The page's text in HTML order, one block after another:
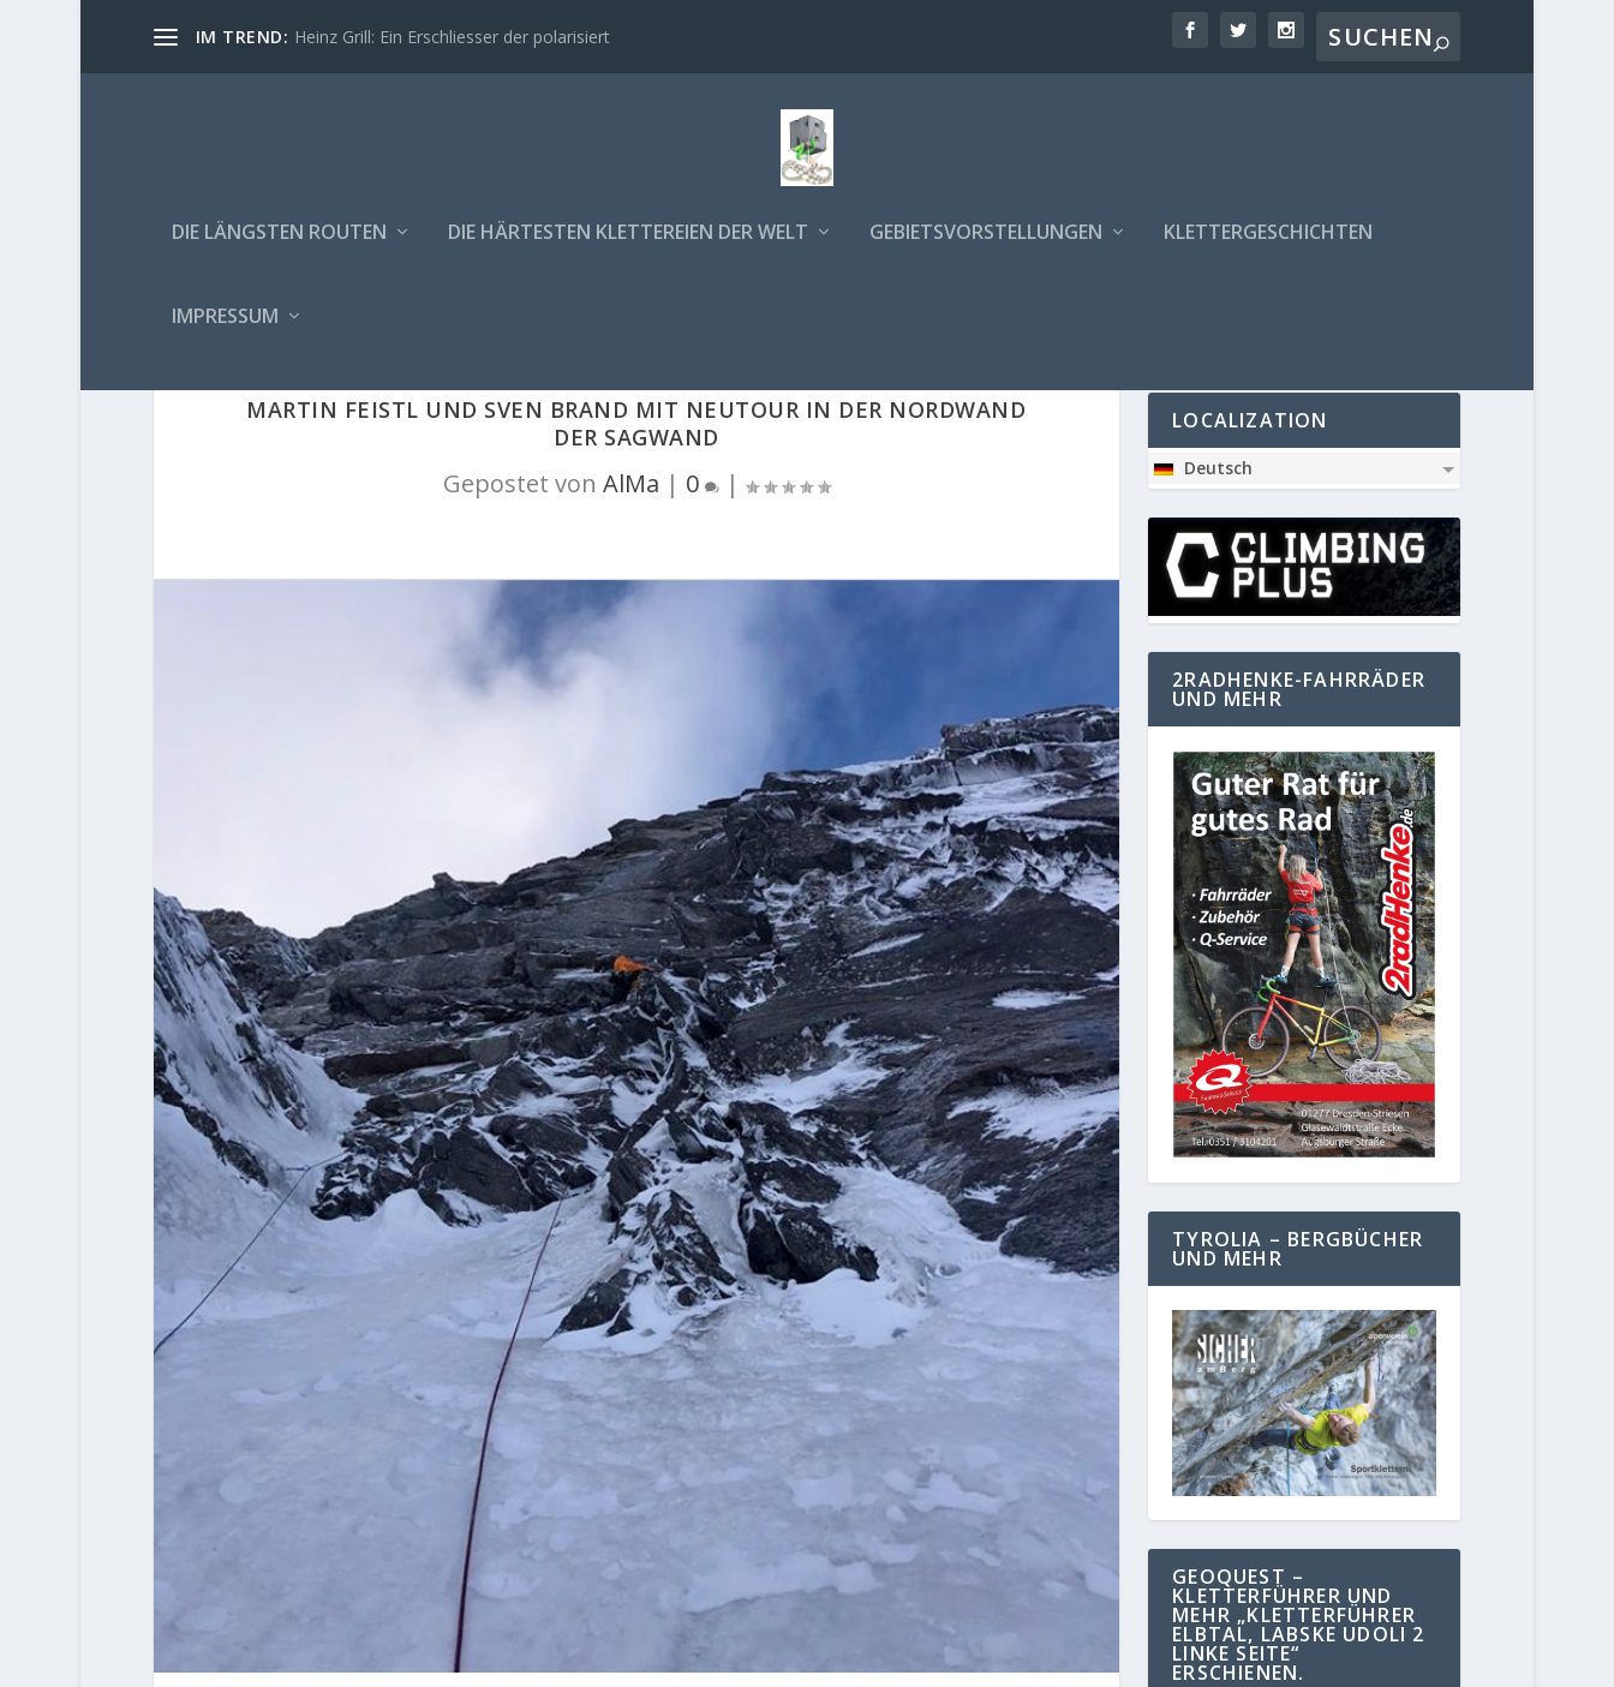
IM TREND: Heinz Grill: Ein Erschliesser der polarisiert
DIE LÄNGSTEN ROUTEN DIE HÄRTESTEN KLETTEREIEN DER WELT GEBIETSVORSTELLUNGEN KLETTERGESCHICHTEN
IMPRESSUM
MARTIN FEISTL UND SVEN BRAND MIT NEUTOUR IN DER NORDWAND
DER SAGWAND
Gepostet von AlMa | 0 |
LOCALIZATION
Deutsch
2RADHENKE-FAHRRÄDER
UND MEHR
TYROLIA – BERGBÜCHER
UND MEHR
GEOQUEST –
KLETTERFÜHRER UND
MEHR „KLETTERFÜHRER
ELBTAL, LABSKE UDOLI 2
LINKE SEITE“
ERSCHIENEN.